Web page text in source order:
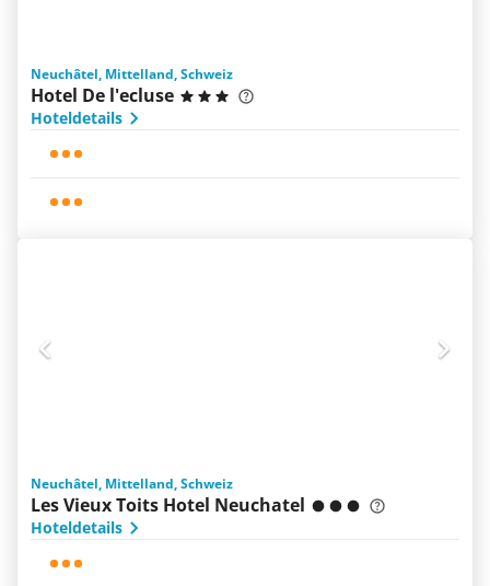
Neuchâtel, Mittelland, Schweiz
Hotel De l'ecluse
Hoteldetails
Neuchâtel, Mittelland, Schweiz
Les Vieux Toits Hotel Neuchatel
Hoteldetails